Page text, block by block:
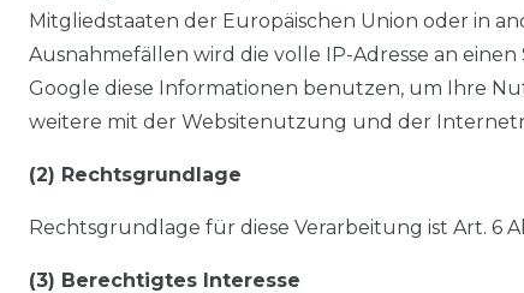
Mitgliedstaaten der Europäischen Union oder in
Ausnahmefällen wird die volle IP-Adresse an
Google diese Informationen benutzen, um Ihre
weitere mit der Websitenutzung und der
(2) Rechtsgrundlage
Rechtsgrundlage für diese Verarbeitung ist Art. 6
(3) Berechtigtes Interesse